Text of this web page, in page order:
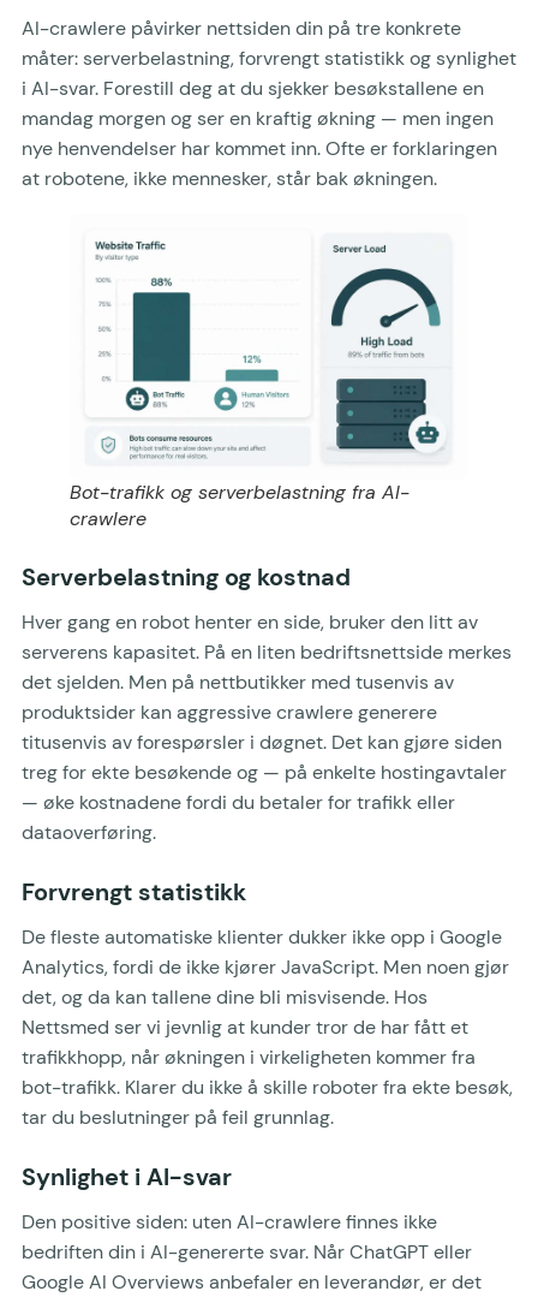
AI-crawlere påvirker nettsiden din på tre konkrete
måter: serverbelastning, forvrengt statistikk og synlighet
i AI-svar. Forestill deg at du sjekker besøkstallene en
mandag morgen og ser en kraftig økning — men ingen
nye henvendelser har kommet inn. Ofte er forklaringen
at robotene, ikke mennesker, står bak økningen.
Bot-trafikk og serverbelastning fra AI-
crawlere
Serverbelastning og kostnad
Hver gang en robot henter en side, bruker den litt av
serverens kapasitet. På en liten bedriftsnettside merkes
det sjelden. Men på nettbutikker med tusenvis av
produktsider kan aggressive crawlere generere
titusenvis av forespørsler i døgnet. Det kan gjøre siden
treg for ekte besøkende og — på enkelte hostingavtaler
— øke kostnadene fordi du betaler for trafikk eller
dataoverføring.
Forvrengt statistikk
De fleste automatiske klienter dukker ikke opp i Google
Analytics, fordi de ikke kjører JavaScript. Men noen gjør
det, og da kan tallene dine bli misvisende. Hos
Nettsmed ser vi jevnlig at kunder tror de har fått et
trafikkhopp, når økningen i virkeligheten kommer fra
bot-trafikk. Klarer du ikke å skille roboter fra ekte besøk,
tar du beslutninger på feil grunnlag.
Synlighet i AI-svar
Den positive siden: uten AI-crawlere finnes ikke
bedriften din i AI-genererte svar. Når ChatGPT eller
Google AI Overviews anbefaler en leverandør, er det